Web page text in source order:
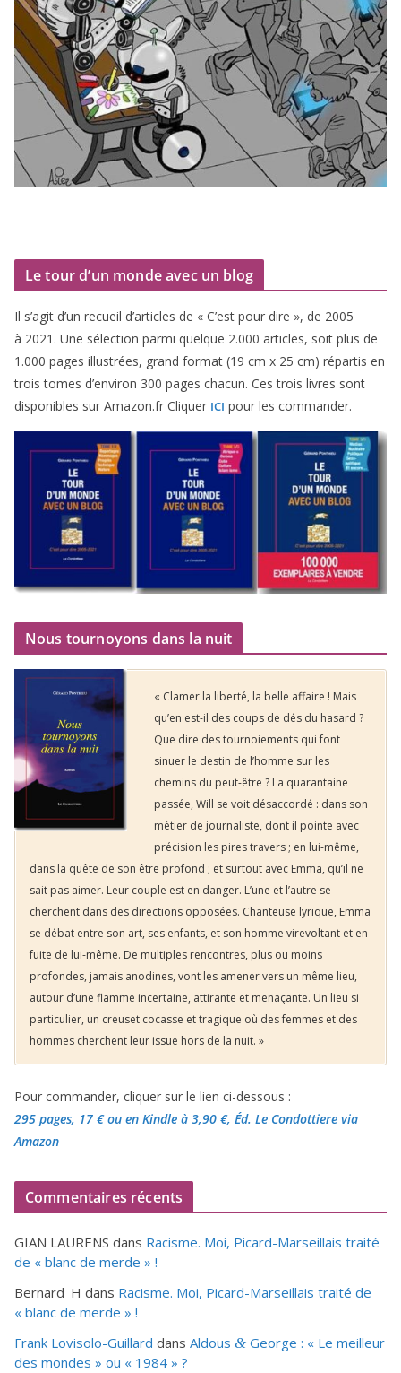
Le tour d’un monde avec un blog
Il s’agit d’un recueil d’ar­ticles de « C’est pour dire », de 2005
à 2021 . Une sélec­tion par­mi quelque 2.000 articles, soit plus de
1 .000 pages illus­trées, grand for­mat (19 cm x 25 cm) répar­tis en
trois tomes d’environ 300 pages cha­cun. Ces trois livres sont
dis­po­nibles sur Amazon​.fr Cliquer ICI pour les commander.
Nous tournoyons dans la nuit
« Clamer la liberté, la belle affaire ! Mais
qu’en est-il des coups de dés du hasard ?
Que dire des tournoiements qui font
sinuer le destin de l’homme sur les
chemins du peut-être ? La quarantaine
passée, Will se voit désaccordé : dans son
métier de journaliste, dont il pointe avec
précision les pires travers ; en lui-même,
dans la quête de son être profond ; et surtout avec Emma, qu’il ne
sait pas aimer. Leur couple est en danger. L’une et l’autre se
cherchent dans des directions opposées. Chanteuse lyrique, Emma
se débat entre son art, ses enfants, et son homme virevoltant et en
fuite de lui-même. De multiples rencontres, plus ou moins
profondes, jamais anodines, vont les amener vers un même lieu,
autour d’une flamme incertaine, attirante et menaçante. Un lieu si
particulier, un creuset cocasse et tragique où des femmes et des
hommes cherchent leur issue hors de la nuit. »
Pour commander, cliquer sur le lien ci-dessous :
295 pages, 17 €ou en Kindle à 3,90 €, Éd. Le Condottiere via
Amazon
Commentaires récents
GIAN LAURENS dans Racisme. Moi, Picard-Marseillais traité
de « blanc de merde » !
Bernard_H dans Racisme. Moi, Picard-Marseillais traité de
« blanc de merde » !
Frank Lovisolo-Guillard dans Aldous & George : « Le meilleur
des mondes » ou « 1984 » ?